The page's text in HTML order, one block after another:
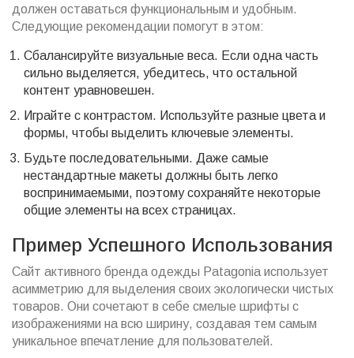
должен оставаться функциональным и удобным.
Следующие рекомендации помогут в этом:
Сбалансируйте визуальные веса. Если одна часть
сильно выделяется, убедитесь, что остальной
контент уравновешен.
Играйте с контрастом. Используйте разные цвета и
формы, чтобы выделить ключевые элементы.
Будьте последовательными. Даже самые
нестандартные макеты должны быть легко
воспринимаемыми, поэтому сохраняйте некоторые
общие элементы на всех страницах.
Пример Успешного Использования
Сайт активного бренда одежды Patagonia использует
асимметрию для выделения своих экологически чистых
товаров. Они сочетают в себе смелые шрифты с
изображениями на всю ширину, создавая тем самым
уникальное впечатление для пользователей.